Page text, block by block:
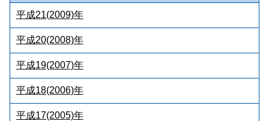
平成21(2009)年
平成20(2008)年
平成19(2007)年
平成18(2006)年
平成17(2005)年